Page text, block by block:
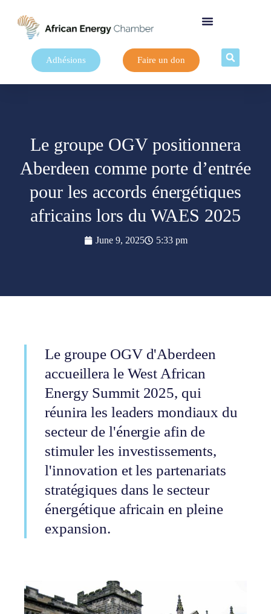
Adhésions Faire un don
Le groupe OGV positionnera
Aberdeen comme porte d’entrée
pour les accords énergétiques
africains lors du WAES 2025
June 9, 2025 5:33 pm
Le groupe OGV d'Aberdeen
accueillera le West African
Energy Summit 2025, qui
réunira les leaders mondiaux du
secteur de l'énergie afin de
stimuler les investissements,
l'innovation et les partenariats
stratégiques dans le secteur
énergétique africain en pleine
expansion.